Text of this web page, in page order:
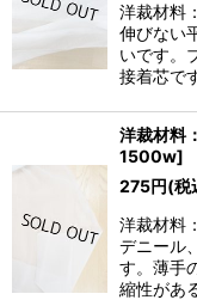
洋裁材料
伸びない
いです。
接着芯で
洋裁材料
1500w]
275円(税
洋裁材料
デニール
す。薄手
縮性があ